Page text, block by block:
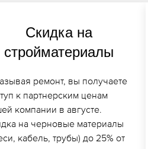
Скидка на
стройматериалы
ремонт, вы получаете
к партнерским ценам
компании в августе.
на черновые материалы
кабель, трубы) до 25% от